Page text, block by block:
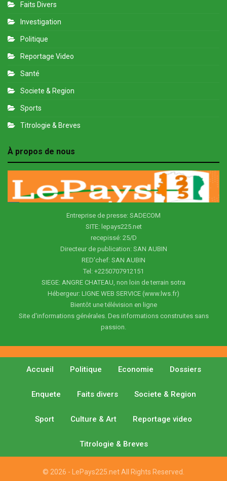
Faits Divers
Investigation
Politique
Reportage Video
Santé
Societe & Region
Sports
Titrologie & Breves
À propos de nous
Entreprise de presse: SADECOM
SITE: lepays225.net
recepissé: 25/D
Directeur de publication: SAN AUBIN
RED'chef: SAN AUBIN
Tel: +2250707912151
SIEGE: ANGRE CHATEAU, non loin de terrain sotra
Hébergeur: LIGNE WEB SERVICE (www.lws.fr)
Bientôt une télévision en ligne
Site d'informations générales. Des informations construites sans
passion.
Accueil Politique Economie Dossiers
Enquete Faits divers Societe & Region
Sport Culture & Art Reportage video
Titrologie & Breves
© 2026 - LePays225.net All Rights Reserved.